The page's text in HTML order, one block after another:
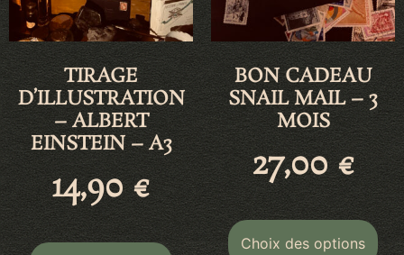
TIRAGE
D’ILLUSTRATION
– ALBERT
EINSTEIN – A3
14,90€
BON CADEAU
SNAIL MAIL – 3
MOIS
27,00€
Choix des options